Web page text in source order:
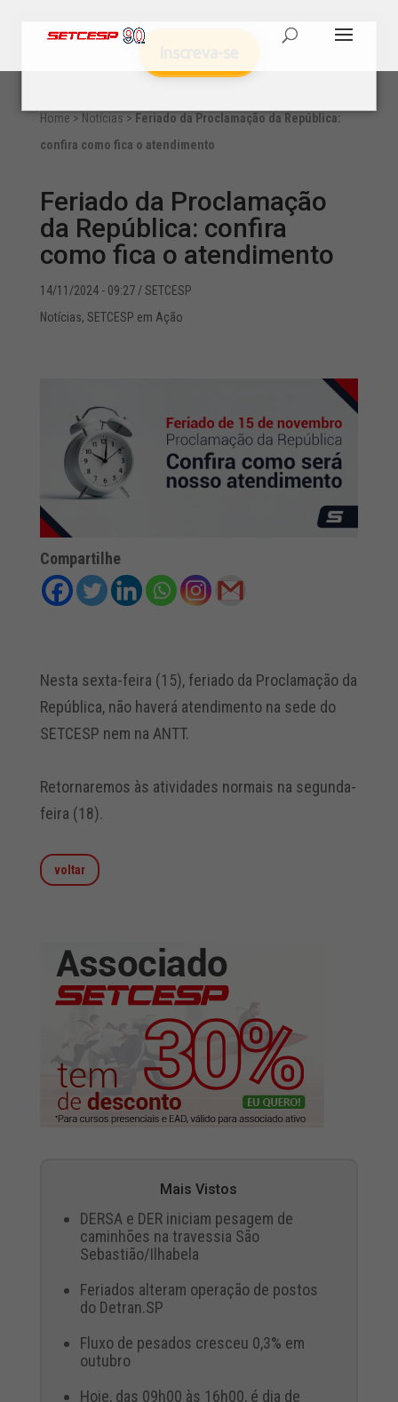
Home > Notícias > Feriado da Proclamação da República:
confira como fica o atendimento
Feriado da Proclamação
da República: confira
como fica o atendimento
14/11/2024 - 09:27/ SETCESP
Notícias, SETCESP em Ação
Compartilhe
Nesta sexta-feira (15), feriado da Proclamação da
República, não haverá atendimento na sede do
SETCESP nem na ANTT.
Retornaremos às atividades normais na segunda-
feira (18).
voltar
Mais Vistos
DERSA e DER iniciam pesagem de
caminhões na travessia São
Sebastião/Ilhabela
Feriados alteram operação de postos
do Detran.SP
Fluxo de pesados cresceu 0,3% em
outubro
Hoje, das 09h00 às 16h00, é dia de